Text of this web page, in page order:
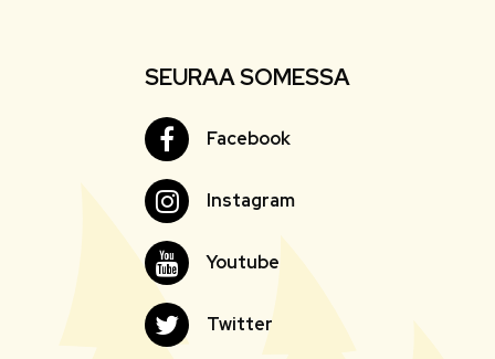
SEURAA SOMESSA
FacebookFacebook
InstagramInstagram
YoutubeYoutube
Twitter Twitter